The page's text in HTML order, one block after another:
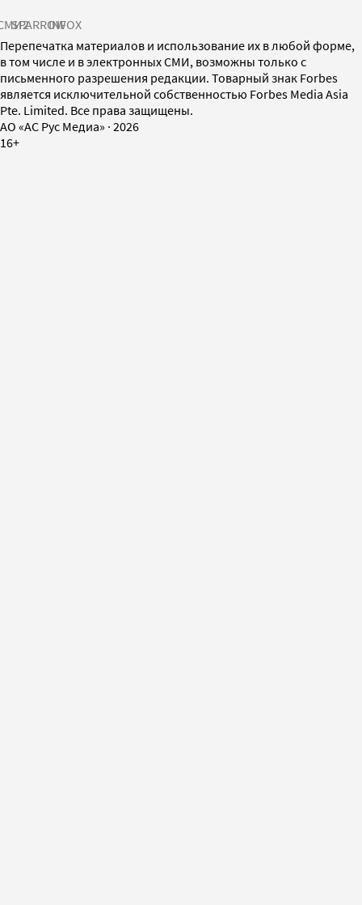
SPARROWINFOX
Перепечатка материалов и использование их в любой форме,
в том числе и в электронных СМИ, возможны только с
письменного разрешения редакции. Товарный знак Forbes
является исключительной собственностью Forbes Media Asia
Pte. Limited. Все права защищены.
AO «АС Рус Медиа» · 2026
16+